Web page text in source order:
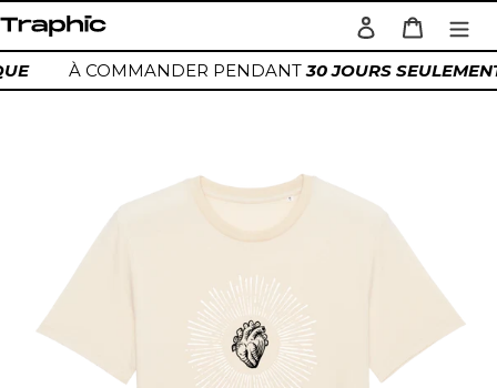
au
contenu
Rechercher
Se connecterPanier
À COMMANDER PENDANT30 JOURS